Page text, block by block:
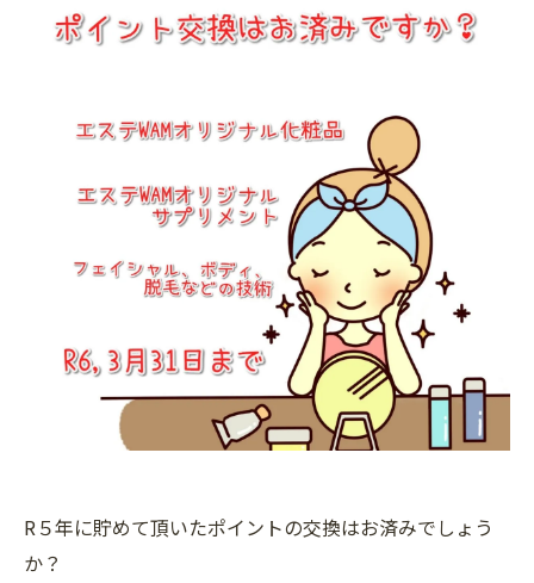
R５年に貯めて頂いたポイントの交換はお済みでしょう
か？